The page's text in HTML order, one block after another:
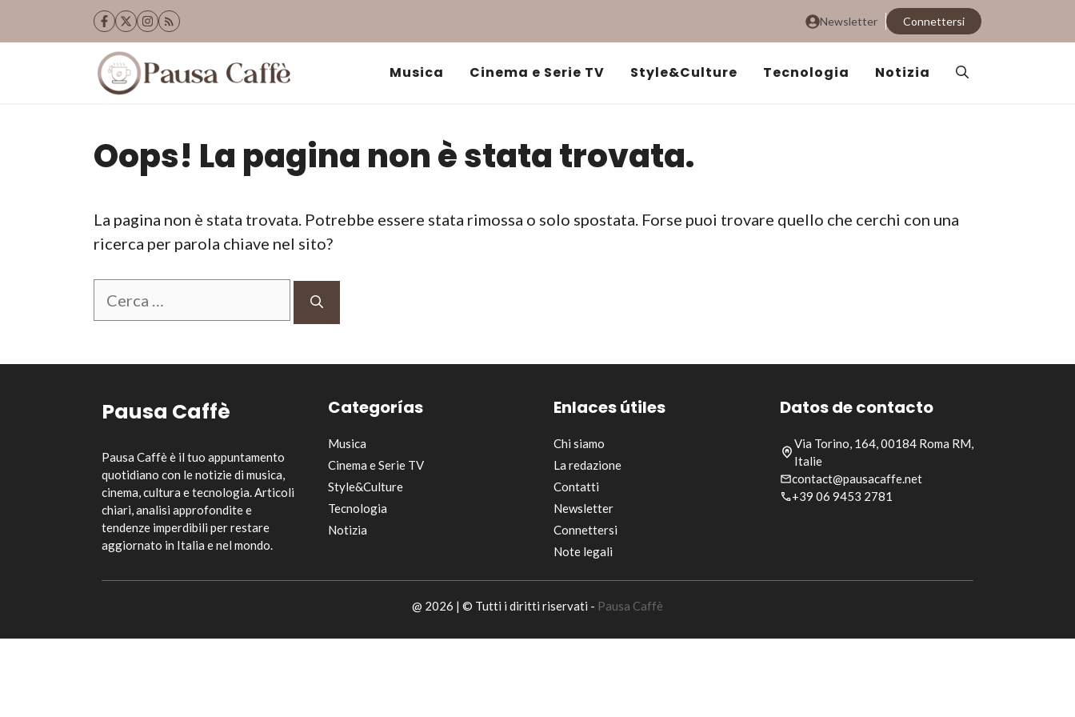
Newsletter Connettersi
Musica Cinema e Serie TV Style&Culture Tecnologia Notizia
Oops! La pagina non è stata trovata.
La pagina non è stata trovata. Potrebbe essere stata rimossa o solo spostata. Forse puoi trovare quello che cerchi con una
ricerca per parola chiave nel sito?
Ricerca
Pausa Caffè
Pausa Caffè è il tuo appuntamento
quotidiano con le notizie di musica,
cinema, cultura e tecnologia. Articoli
chiari, analisi approfondite e
tendenze imperdibili per restare
aggiornato in Italia e nel mondo.
Categorías
Musica
Cinema e Serie TV
Style&Culture
Tecnologia
Notizia
Enlaces útiles
Chi siamo
La redazione
Contatti
Newsletter
Connettersi
Note legali
Datos de contacto
Via Torino, 164, 00184 Roma RM,
Italie
contact@pausacaffe.net
+39 06 9453 2781
@ 2026 | © Tutti i diritti riservati - Pausa Caffè